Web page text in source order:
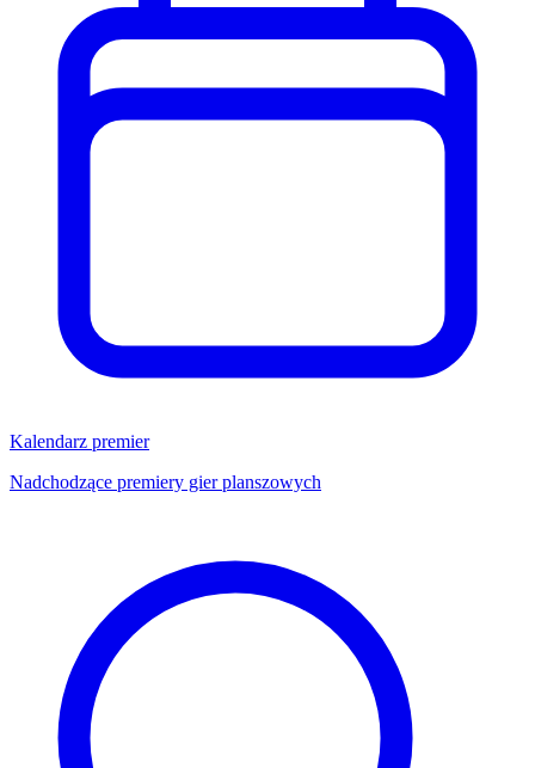
Kalendarz premier
Nadchodzące premiery gier planszowych